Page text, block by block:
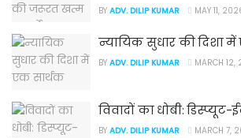
BY ADV. DILIP KUMAR MAY 11,
न्यायिक सुधार की दिशा
BY ADV. DILIP KUMAR MARCH 12,
विवादों का धोबी: डिस्प्यूट-
BY ADV. DILIP KUMAR MARCH 7,